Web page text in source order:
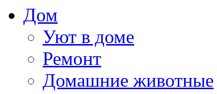
Дом
Уют в доме
Ремонт
Домашние животные